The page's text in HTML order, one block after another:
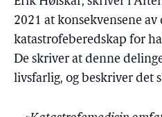
2021 at konsekvensene
katastrofeberedskap for
De skriver at denne
livsfarlig, og beskriver det